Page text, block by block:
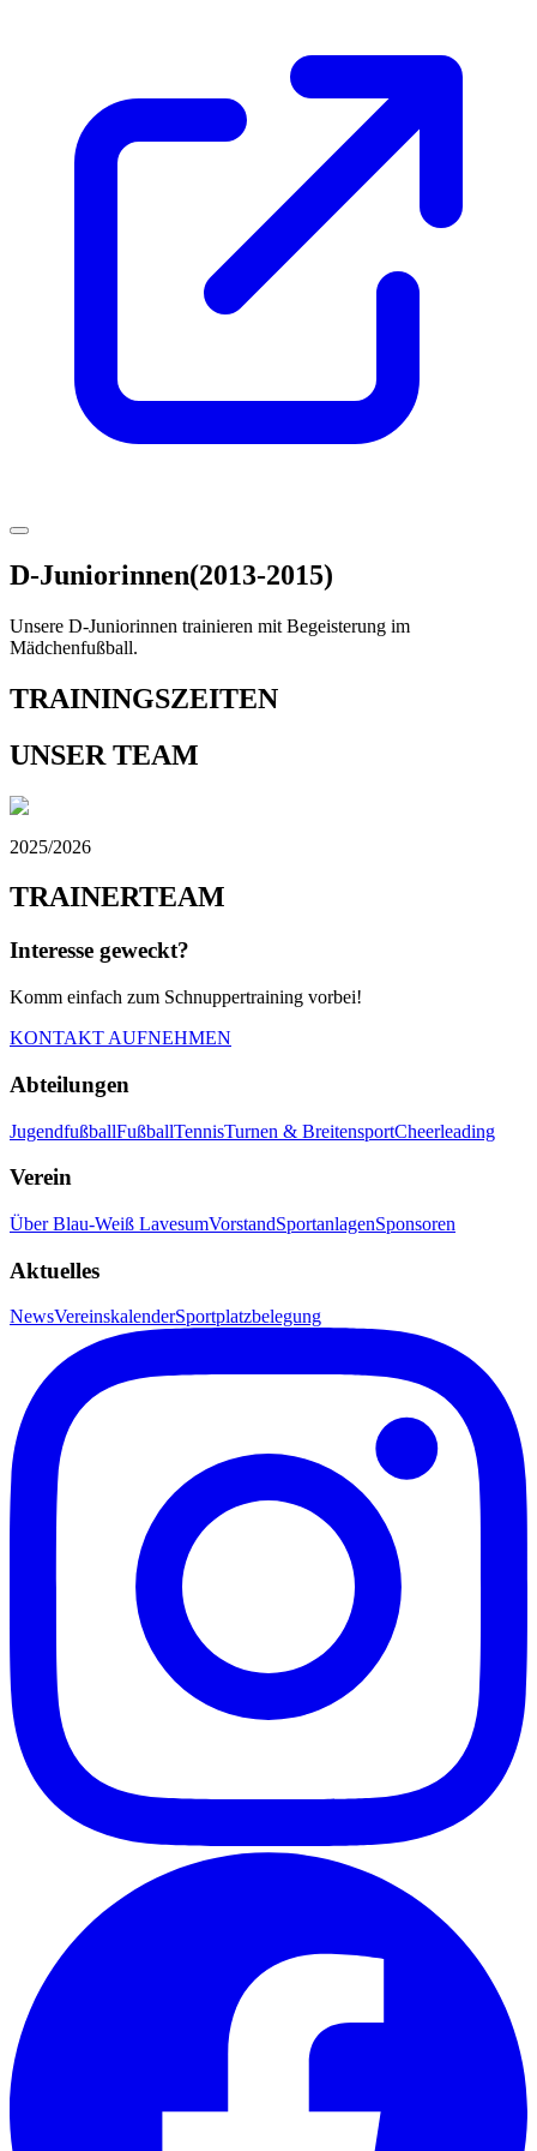
D-Juniorinnen(2013-2015)
Unsere D-Juniorinnen trainieren mit Begeisterung im
Mädchenfußball.
TRAININGSZEITEN
UNSER TEAM
2025/2026
TRAINERTEAM
Interesse geweckt?
Komm einfach zum Schnuppertraining vorbei!
KONTAKT AUFNEHMEN
Abteilungen
JugendfußballFußballTennisTurnen & BreitensportCheerleading
Verein
Über Blau-Weiß LavesumVorstandSportanlagenSponsoren
Aktuelles
NewsVereinskalenderSportplatzbelegung